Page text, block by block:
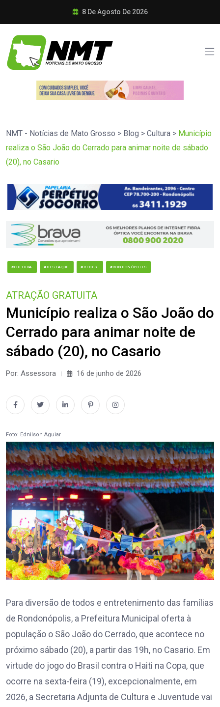
8 De Agosto De 2026
NMT - Notícias de Mato Grosso > Blog > Cultura > Município
realiza o São João do Cerrado para animar noite de sábado
(20), no Casario
#CULTURA #DESTAQUE #REDES #RONDONÓPOLIS
ATRAÇÃO GRATUITA
Município realiza o São João do
Cerrado para animar noite de
sábado (20), no Casario
Por: Assessora 16 de junho de 2026
Foto: Ednilson Aguiar
Para diversão de todos e entretenimento das famílias
de Rondonópolis, a Prefeitura Municipal oferta à
população o São João do Cerrado, que acontece no
próximo sábado (20), a partir das 19h, no Casario. Em
virtude do jogo do Brasil contra o Haiti na Copa, que
ocorre na sexta-feira (19), excepcionalmente, em
2026, a Secretaria Adjunta de Cultura e Juventude vai